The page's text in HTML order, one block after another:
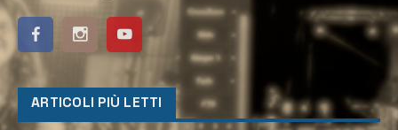
ARTICOLI PIÙ LETTI